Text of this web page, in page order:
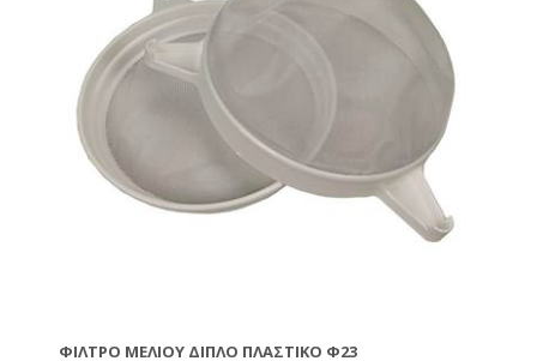
ΦΊΛΤΡΟ ΜΕΛΙΟΎ ΔΙΠΛΌ ΠΛΑΣΤΙΚΌ Φ23